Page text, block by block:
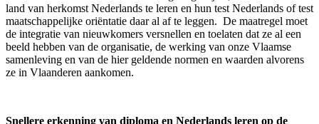
land van herkomst Nederlands te leren en hun test Nederlands of test
maatschappelijke oriëntatie daar al af te leggen. De maatregel moet
de integratie van nieuwkomers versnellen en toelaten dat ze al een
beeld hebben van de organisatie, de werking van onze Vlaamse
samenleving en van de hier geldende normen en waarden alvorens
ze in Vlaanderen aankomen.
Snellere erkenning van diploma en Nederlands leren op de